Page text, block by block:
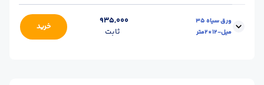
ابعاد :6*2 محل تحویل :
اهواز - کارخانه
عرض(cm) :
طول (m) :
ورق سیاه 35
میل-12*2متر
935,000
ثابت
خرید